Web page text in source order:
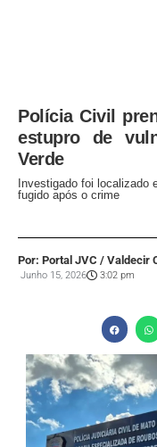
Polícia Civil
estupro de
Verde
Investigado foi localizado
fugido após o crime
Por: Portal JVC / Valdecir
Junho 15, 2026 3:02 pm